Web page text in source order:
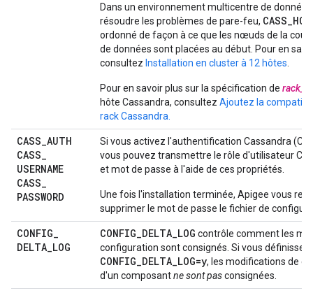
Dans un environnement multicentre de
résoudre les problèmes de pare-feu,
ordonné de façon à ce que les nœuds de la
de données sont placées au début. Pour en
consultez Installation en cluster à 12 hôtes
Pour en savoir plus sur la spécification de
hôte Cassandra, consultez Ajoutez la
rack Cassandra.
CASS_AUTH
CASS_
USERNAME
CASS_
PASSWORD
Si vous activez l'authentification Cassandra
vous pouvez transmettre le rôle d'utilisateur
et mot de passe à l'aide de ces propriétés.
Une fois l'installation terminée, Apigee vous
supprimer le mot de passe le fichier de
CONFIG_
DELTA_LOG
CONFIG_DELTA_LOG contrôle comment les
configuration sont consignés. Si vous définissez
CONFIG_DELTA_LOG=y, les modifications de
d'un composantne sont pasconsignées.